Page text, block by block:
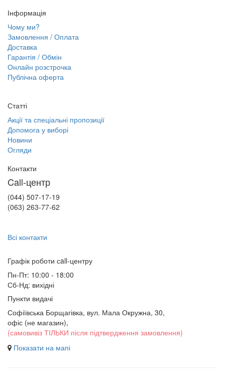
Інформація
Чому ми?
Замовлення / Оплата
Доставка
Гарантія / Обмін
Онлайн розстрочка
Публічна оферта
Статті
Акції та спеціальні пропозиції
Допомога у виборі
Новини
Огляди
Контакти
Call-центр
(044) 507-17-19
(063) 263-77-62
Всі контакти
Графік роботи сall-центру
Пн-Пт: 10:00 - 18:00
Сб-Нд: вихідні
Пункти видачі
Софіївська Борщагівка, вул. Мала Окружна, 30,
офіс (не магазин),
(самовивіз ТІЛЬКИ після підтвердження замовлення)
Показати на мапі